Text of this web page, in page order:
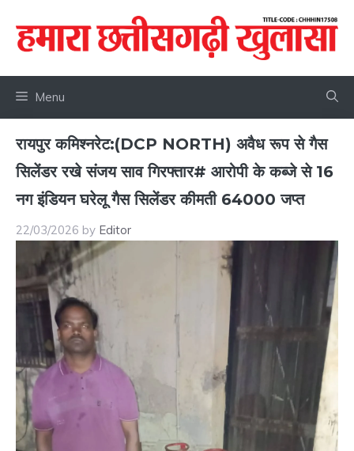
content
Menu
रायपुर कमिश्नरेट:(DCP NORTH) अवैध रूप से गैस
सिलेंडर रखे संजय साव गिरफ्तार# आरोपी के कब्जे से 16
नग इंडियन घरेलू गैस सिलेंडर कीमती 64000 जप्त
22/03/2026 by Editor